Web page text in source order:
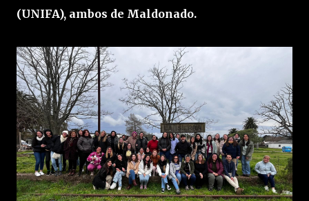
(UNIFA), ambos de Maldonado.